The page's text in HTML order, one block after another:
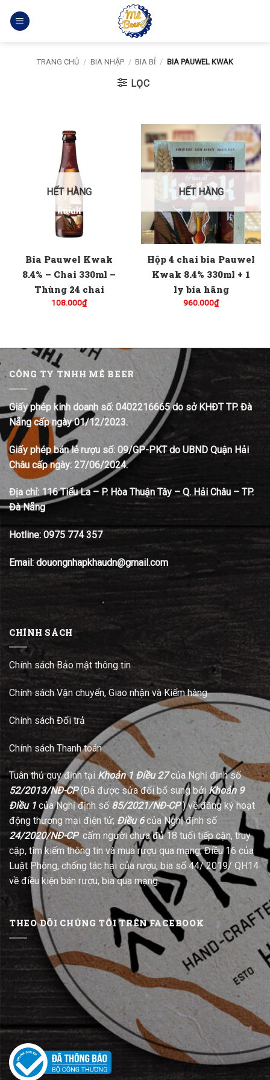
qua
TRANG CHỦ / BIA NHẬP / BIA BỈ / BIA PAUWEL KWAK
LỌC
HẾT HÀNG
Bia Pauwel Kwak
8.4% – Chai 330ml –
Thùng 24 chai
108.000₫
HẾT HÀNG
Hộp 4 chai bia Pauwel
Kwak 8.4% 330ml + 1
ly bia hãng
960.000₫
CÔNG TY TNHH MÊ BEER
Giấy phép kinh doanh số: 0402216665 do sở KHĐT TP. Đà
Nẵng cấp ngày 01/12/2023.
Giấy phép bán lẻ rượu số: 09/GP-PKT do UBND Quận Hải
Châu cấp ngày: 27/06/2024.
Địa chỉ: 116 Tiểu La – P. Hòa Thuận Tây – Q. Hải Châu – TP.
Đà Nẵng
Hotline: 0975 774 357
Email: douongnhapkhaudn@gmail.com
CHÍNH SÁCH
Chính sách Bảo mật thông tin
Chính sách Vận chuyển, Giao nhận và Kiểm hàng
Chính sách Đổi trả
Chính sách Thanh toán
Tuân thủ quy định tại Khoản 1 Điều 27của Nghị định số
52/2013/NĐ-CP(Đã được sửa đổi bổ sung bởi Khoản 9
Điều 1của Nghị định số 85/2021/NĐ-CP) về đăng ký hoạt
động thương mại điện tử; Điều 6của Nghị định số
24/2020/NĐ-CPcấm người chưa đủ 18 tuổi tiếp cận, truy
cập, tìm kiếm thông tin và mua rượu qua mạng; Điều 16 của
Luật Phòng, chống tác hại của rượu, bia số 44/ 2019/ QH14
về điều kiện bán rượu, bia qua mạng.
THEO DÕI CHÚNG TÔI TRÊN FACEBOOK